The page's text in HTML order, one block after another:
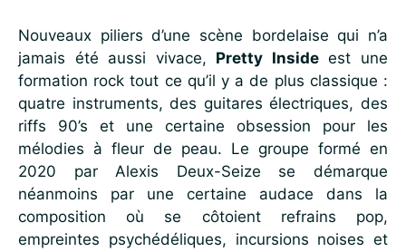
Nouveaux piliers d’une scène bordelaise qui n’a
jamais été aussi vivace, Pretty Insideest une
formation rock tout ce qu’il y a de plus classique :
quatre instruments, des guitares électriques, des
riffs 90’s et une certaine obsession pour les
mélodies à fleur de peau. Le groupe formé en
2020 par Alexis Deux-Seize se démarque
néanmoins par une certaine audace dans la
composition où se côtoient refrains pop,
empreintes psychédéliques, incursions noises et